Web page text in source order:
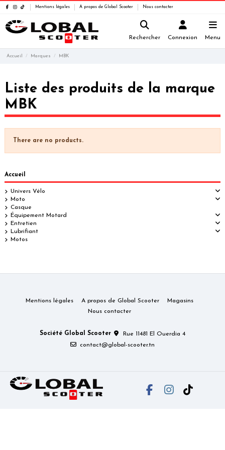
Mentions légales A propos de Global Scooter Nous contacter
Rechercher Connexion Menu
Accueil Marques MBK
Liste des produits de la marque
MBK
There are no products.
Accueil
Univers Vélo
Moto
Casque
Équipement Motard
Entretien
Lubrifiant
Motos
Mentions légales A propos de Global Scooter
Magasins
Nous contacter
Société Global Scooter
Rue 11481 El Ouerdia 4
contact@global-scooter.tn